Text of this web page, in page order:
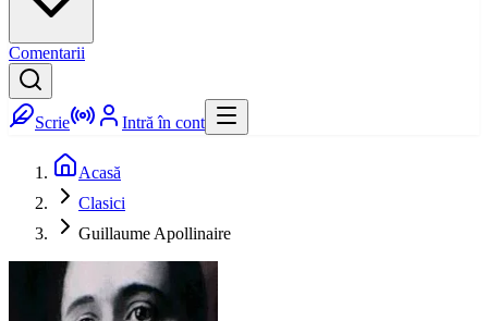
Comentarii
Scrie Intră în cont
Acasă
Clasici
Guillaume Apollinaire